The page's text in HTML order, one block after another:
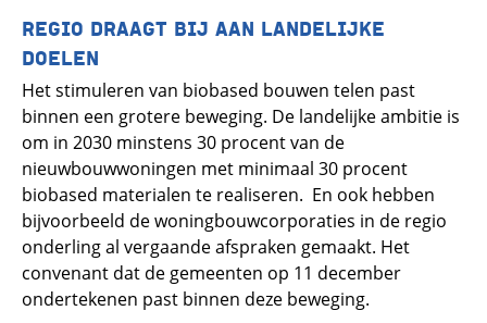
REGIO DRAAGT BIJ AAN LANDELIJKE
DOELEN
Het stimuleren van biobased bouwen telen past
binnen een grotere beweging. De landelijke ambitie is
om in 2030 minstens 30 procent van de
nieuwbouwwoningen met minimaal 30 procent
biobased materialen te realiseren. En ook hebben
bijvoorbeeld de woningbouwcorporaties in de regio
onderling al vergaande afspraken gemaakt. Het
convenant dat de gemeenten op 11 december
ondertekenen past binnen deze beweging.